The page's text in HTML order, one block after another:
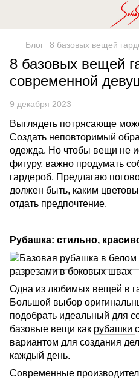
Блог 8 базовых вещей
8 базовых вещей
современной
9 декабря 2023
Выглядеть потрясающе
Создать неповторимый
одежда. Но чтобы вещи не
фигуру, важно продумать
гардероб. Предлагаю
должен быть, каким
отдать предпочтение.
Рубашка: стильно,
Одна из любимых вещей в
Большой выбор
подобрать идеальный для
базовые вещи как рубашки
вариантом для создания
каждый день.
Современные